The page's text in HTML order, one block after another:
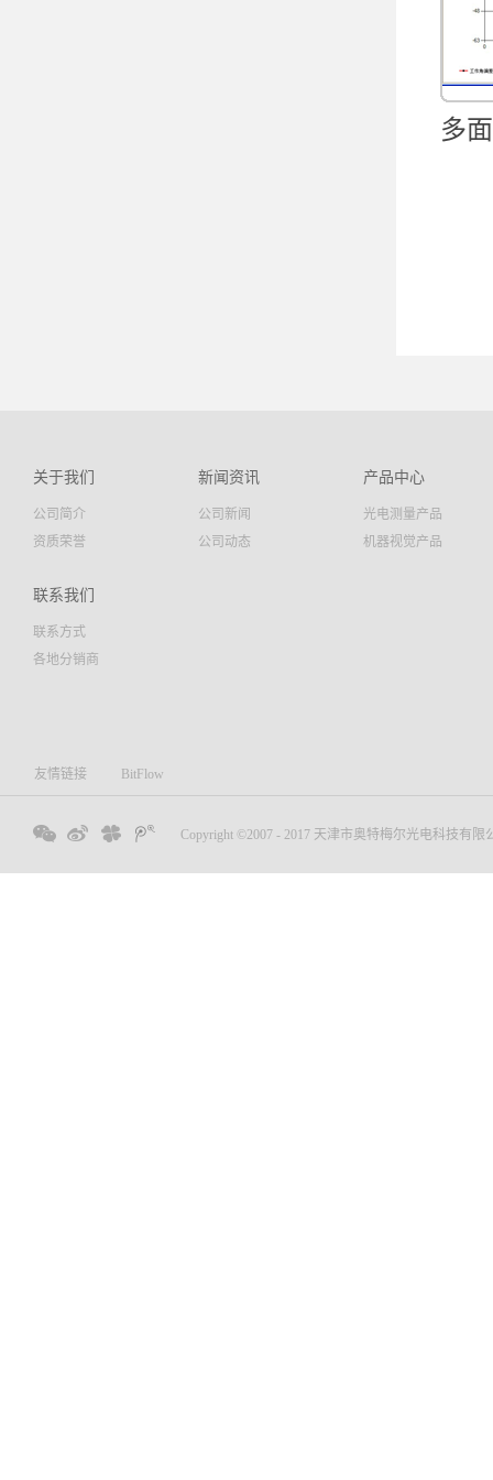
多
关于我们
公司简介
资质荣誉
新闻资讯
公司新闻
公司动态
产品中心
光电测量产品
机器视觉产品
联系我们
联系方式
各地分销商
友情链接 BitFlow
Copyright ©2007 - 2017 天津市奥特梅尔光电科技有限